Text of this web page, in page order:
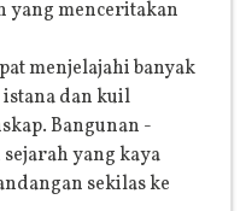
yang menceritakan
menjelajahi banyak
dan kuil
Bangunan -
yang kaya
sekilas ke